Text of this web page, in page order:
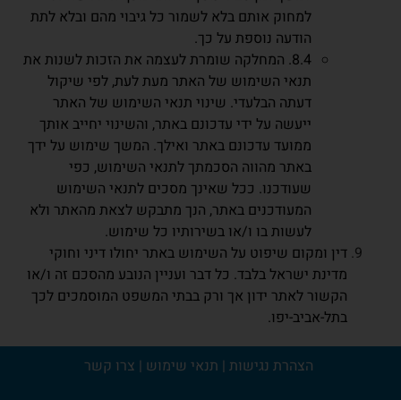
למחוק אותם בלא לשמור כל גיבוי מהם ובלא לתת
הודעה נוספת על כך.
8.4. המחלקה שומרת לעצמה את הזכות לשנות את
תנאי השימוש של האתר מעת לעת, לפי שיקול
דעתה הבלעדי. שינוי תנאי השימוש של האתר
ייעשה על ידי עדכונם באתר, והשינוי יחייב אותך
ממועד עדכונם באתר ואילך. המשך שימוש על ידך
באתר מהווה הסכמתך לתנאי השימוש, כפי
שעודכנו. ככל שאינך מסכים לתנאי השימוש
המעודכנים באתר, הנך מתבקש לצאת מהאתר ולא
לעשות בו ו/או בשירותיו כל שימוש.
דין ומקום שיפוט על השימוש באתר יחולו דיני וחוקי
מדינת ישראל בלבד. כל דבר ועניין הנובע מהסכם זה ו/או
הקשור לאתר ידון אך ורק בבתי המשפט המוסמכים לכך
בתל-אביב-יפו.
הצהרת נגישות | תנאי שימוש |